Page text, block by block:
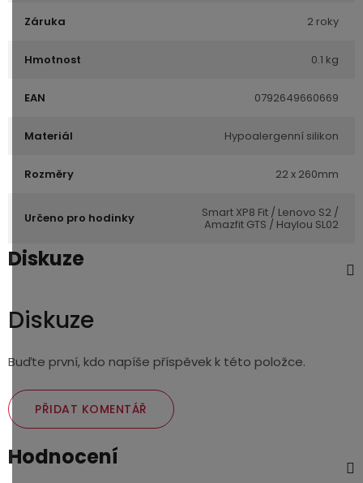
Záruka 2 roky
Hmotnost 0.1 kg
EAN 0792649660669
Materiál Hypoalergenní silikon
Rozměry 22 x 260mm
Určeno pro hodinky Smart XP8 Fit / Lenovo S2 /
Amazfit GTS / Haylou SL02
Diskuze
Diskuze
Buďte první, kdo napíše příspěvek k této položce.
PŘIDAT KOMENTÁŘ
Hodnocení